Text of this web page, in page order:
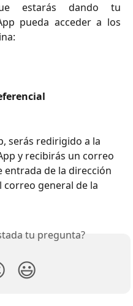
estarás dando tu
pueda acceder a los
serás redirigido a la
y recibirás un correo
entrada de la dirección
correo general de la
tu pregunta?
😃